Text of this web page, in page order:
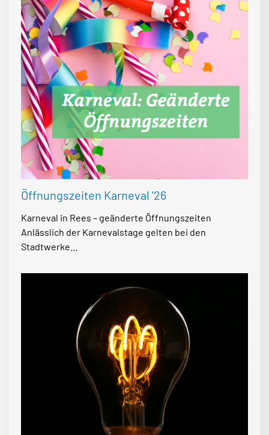
Öffnungszeiten Karneval '26
Karneval in Rees – geänderte Öffnungszeiten
Anlässlich der Karnevalstage gelten bei den
Stadtwerke...